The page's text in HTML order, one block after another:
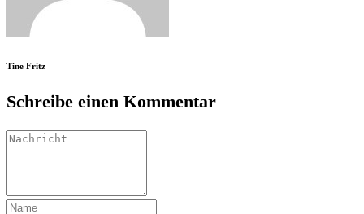
Tine Fritz
Schreibe einen Kommentar